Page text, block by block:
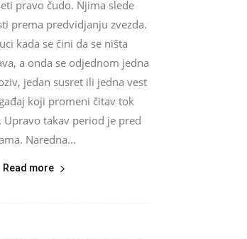
pravo čudo. Njima slede
prema predvidjanju zvezda.
kada se čini da se ništa
a onda se odjednom jedna
jedan susret ili jedna vest
koji promeni čitav tok
Upravo takav period je pred
Naredna...
Read more